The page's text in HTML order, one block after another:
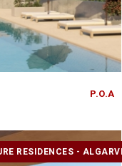
P.O.A
RESIDENCES -